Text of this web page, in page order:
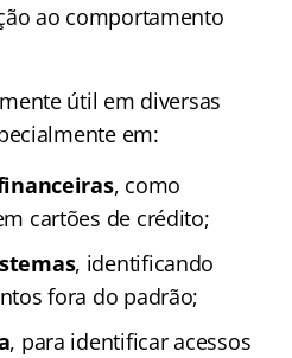
ao comportamento
útil em diversas
em:
, como
cartões de crédito;
, identificando
fora do padrão;
, para identificar acessos